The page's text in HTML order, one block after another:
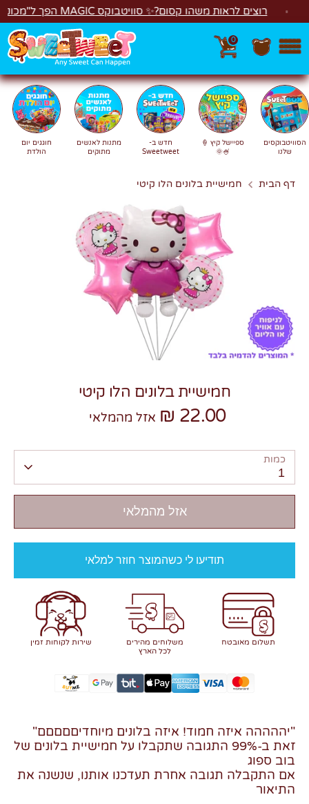
רוצים לראות משהו קסום?✨ סוויטבוקס MAGIC הפך ל"מכונת משחקים"! 🎁🕹️
0
חפשחיפוש
הסוויטבוקסים
שלנו
ספיישל קיץ 🍦
🍧🌞
חדש ב-
Sweetweet
מתנות לאנשים
מתוקים
חוגגים יום
הולדת
דף הבית חמישיית בלונים הלו קיטי
חמישיית בלונים הלו קיטי
22.00 ₪ אזל מהמלאי
כמות
1
אזל מהמלאי
תודיעו לי כשהמוצר חוזר למלאי
תשלום מאובטח
משלוחים מהירים
לכל הארץ
שירות לקוחות זמין
"יההההה איזה חמוד! איזה בלונים מיוחדיםםםםם"
זאת ב-99% התגובה שתקבלו על חמישיית בלונים של
בוב ספוג
אם התקבלה תגובה אחרת תעדכנו אותנו, שנשנה את
התיאור